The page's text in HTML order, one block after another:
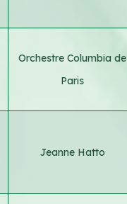
Orchestre Columbia de
Paris
Jeanne Hatto